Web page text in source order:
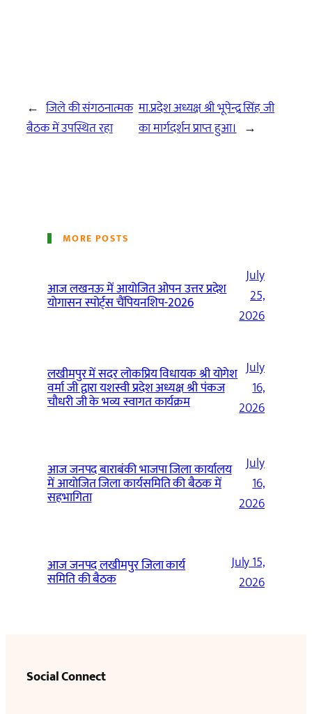
← जिले की संगठनात्मक
बैठक में उपस्थित रहा
मा.प्रदेश अध्यक्ष श्री भूपेन्द्र सिंह जी
का मार्गदर्शन प्राप्त हुआ। →
MORE POSTS
आज लखनऊ में आयोजित ओपन उत्तर प्रदेश
योगासन स्पोर्ट्स चैंपियनशिप-2026
July
25,
2026
लखीमपुर में सदर लोकप्रिय विधायक श्री योगेश
वर्मा जी द्वारा यशस्वी प्रदेश अध्यक्ष श्री पंकज
चौधरी जी के भव्य स्वागत कार्यक्रम
July
16,
2026
आज जनपद बाराबंकी भाजपा जिला कार्यालय
में आयोजित जिला कार्यसमिति की बैठक में
सहभागिता
July
16,
2026
आज जनपद लखीमपुर जिला कार्य
समिति की बैठक
July 15,
2026
Social Connect